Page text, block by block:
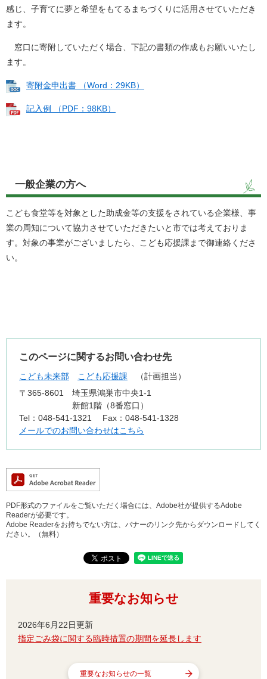
感じ、子育てに夢と希望をもてるまちづくりに活用させていただき
ます。
窓口に寄附していただく場合、下記の書類の作成もお願いいたし
ます。
寄附金申出書 （Word：29KB）
記入例 （PDF：98KB）
一般企業の方へ
こども食堂等を対象とした助成金等の支援をされている企業様、事
業の周知について協力させていただきたいと市では考えておりま
す。対象の事業がございましたら、こども応援課まで御連絡くださ
い。
このページに関するお問い合わせ先
こども未来部 こども応援課
計画担当
〒365-8601
埼玉県鴻巣市中央1-1
新館1階（8番窓口）
Tel：048-541-1321
Fax：048-541-1328
メールでのお問い合わせはこちら
PDF形式のファイルをご覧いただく場合には、Adobe社が提供するAdobe
Readerが必要です。
Adobe Readerをお持ちでない方は、バナーのリンク先からダウンロードしてく
ださい。（無料）
重要なお知らせ
2026年6月22日更新
指定ごみ袋に関する臨時措置の期間を延長します
重要なお知らせの一覧